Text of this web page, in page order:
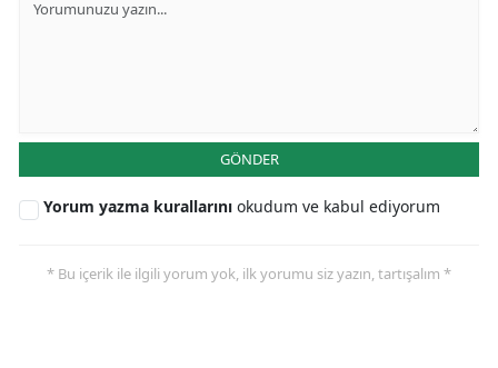
GÖNDER
Yorum yazma kurallarını okudum ve kabul ediyorum
* Bu içerik ile ilgili yorum yok, ilk yorumu siz yazın, tartışalım *